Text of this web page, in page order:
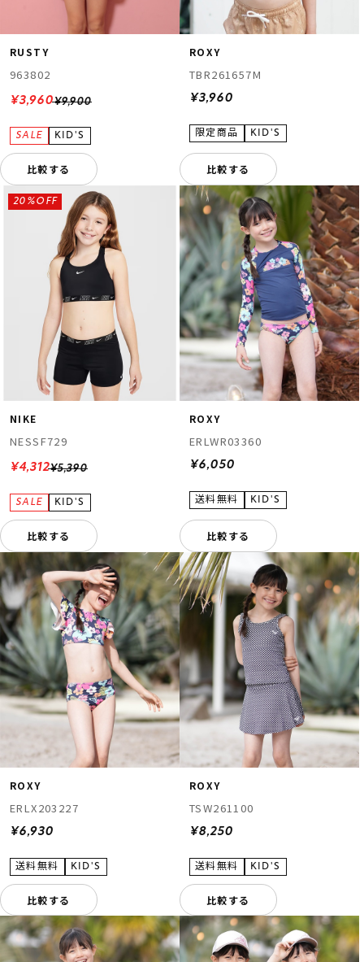
RUSTY
963802
¥9,900
¥3,960
比較する
ROXY
TBR261657M
¥3,960
比較する
NIKE
NESSF729
¥5,390
20%OFF
¥4,312
比較する
ROXY
ERLWR03360
¥6,050
比較する
ROXY
ERLX203227
¥6,930
比較する
ROXY
TSW261100
¥8,250
比較する